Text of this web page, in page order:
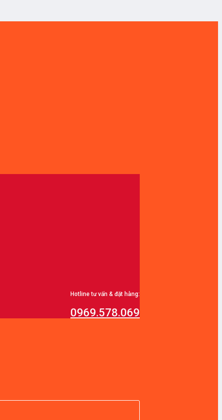
Hotline tư vấn & đặt hàng:
0969.578.069